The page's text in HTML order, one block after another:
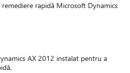
remediere rapidă Microsoft Dynamics
AX 2012 instalat pentru a